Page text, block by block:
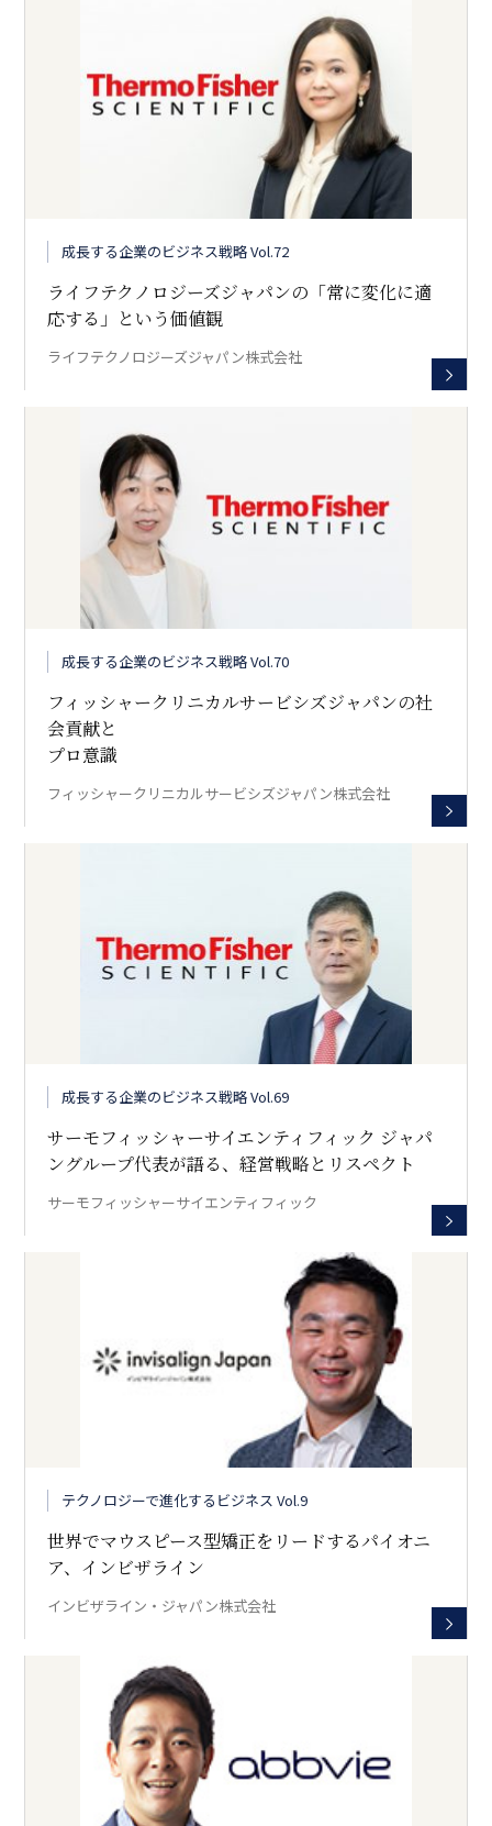
成長する企業のビジネス戦略 Vol.72
ライフテクノロジーズジャパンの「常に変化に適
応する」という価値観
ライフテクノロジーズジャパン株式会社
成長する企業のビジネス戦略 Vol.70
フィッシャークリニカルサービシズジャパンの社
会貢献と
プロ意識
フィッシャークリニカルサービシズジャパン株式会社
成長する企業のビジネス戦略 Vol.69
サーモフィッシャーサイエンティフィック ジャパ
ングループ代表が語る、経営戦略とリスペクト
サーモフィッシャーサイエンティフィック
テクノロジーで進化するビジネス Vol.9
世界でマウスピース型矯正をリードするパイオニ
ア、インビザライン
インビザライン・ジャパン株式会社